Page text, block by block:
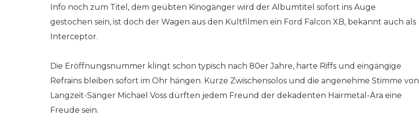
Info noch zum Titel, dem geübten Kinogänger wird der Albumtitel sofort ins Auge
gestochen sein, ist doch der Wagen aus den Kultfilmen ein Ford Falcon XB, bekannt auch als
Interceptor.
Die Eröffnungsnummer klingt schon typisch nach 80er Jahre, harte Riffs und eingängige
Refrains bleiben sofort im Ohr hängen. Kurze Zwischensolos und die angenehme Stimme von
Langzeit-Sänger Michael Voss dürften jedem Freund der dekadenten Hairmetal-Ära eine
Freude sein.